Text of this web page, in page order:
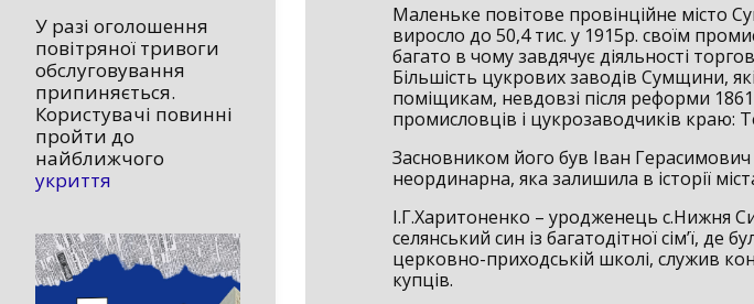
Маленьке повітове провінційне місто
виросло до 50,4 тис. у 1915р. своїм
багато в чому завдячує діяльності
Більшість цукрових заводів Сумщини,
поміщикам, невдовзі після реформи
промисловців і цукрозаводчиків краю:
Засновником його був Іван
неординарна, яка залишила в історії
І.Г.Харитоненко – уродженець с.Нижня
селянський син із багатодітної сім’ї, де
церковно-приходській школі, служив
купців.
У разі оголошення
повітряної тривоги
обслуговування
припиняється.
Користувачі повинні
пройти до
найближчого
укриття